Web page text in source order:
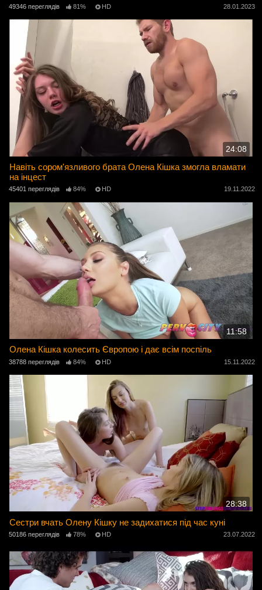
49346 переглядів 81% HD 28.01.2023
24:08
Навіть сором'язливого брата Олена Кішка змогла вламати
на інцест
45401 переглядів 84% HD 19.11.2022
11:58
Олена Кішка колесить Європою і дає всім поспіль
38788 переглядів 84% HD 15.11.2022
28:38
Сестри вчать Олену Кішку не задихатися під час куні
50186 переглядів 78% HD 23.07.2022